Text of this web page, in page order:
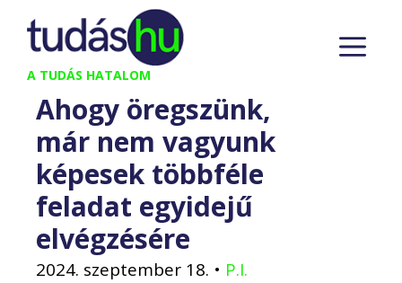
Kilépés
tartalomba
A TUDÁS HATALOM
Ahogy öregszünk,
már nem vagyunk
képesek többféle
feladat egyidejű
elvégzésére
2024. szeptember 18. • P.I.